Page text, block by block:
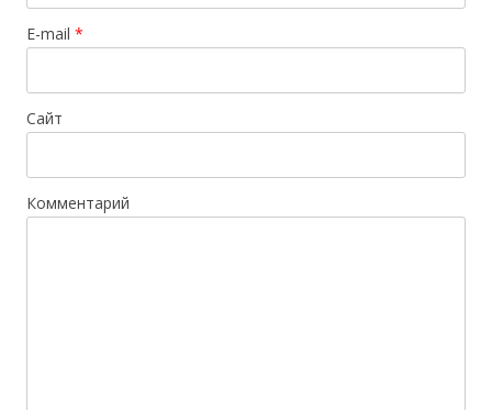
E-mail *
Сайт
Комментарий